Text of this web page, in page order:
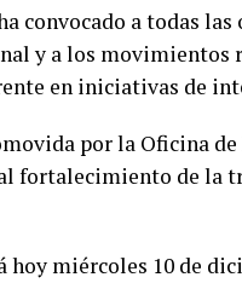
convocado a todas
y a los movimientos
en iniciativas de
por la Oficina
fortalecimiento de la
hoy miércoles 10 de